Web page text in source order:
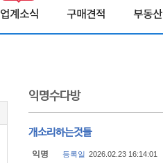
업계소식 구매견적 부동산
익명수다방
개소리하는것들
익명 등록일 2026.02.23 16:14:01